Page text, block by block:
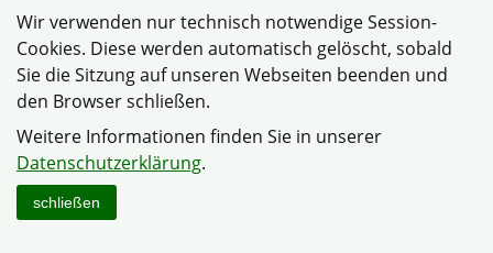
jährigem Siedlerfest entgegen..
Somit kann die Gemeinschaft von 92
Mitgliedsfamilien mit Stolz auf die erbrachten
Leistungen zurückblicken. Die Herkunft der
Gründungsmitglieder verdeutlicht die hohe
Integrationswirkung des Deutschen Siedlerbundes.
Wir verwenden nur technisch notwendige Session-
Cookies. Diese werden automatisch gelöscht, sobald
Sie die Sitzung auf unseren Webseiten beenden und
den Browser schließen.
Weitere Informationen finden Sie in unserer
Datenschutzerklärung.
schließen